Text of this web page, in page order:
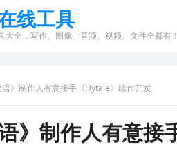
线工具
大全，写作、图像、音频、视频、文件全都有！
语》制作人有意接手《Hytale》续作开发
语》制作人有意